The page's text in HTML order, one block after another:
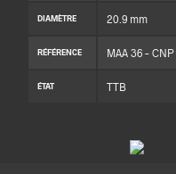
DIAMÈTRE 20.9 mm
RÉFÉRENCE MAA 36 –
ÉTAT TTB